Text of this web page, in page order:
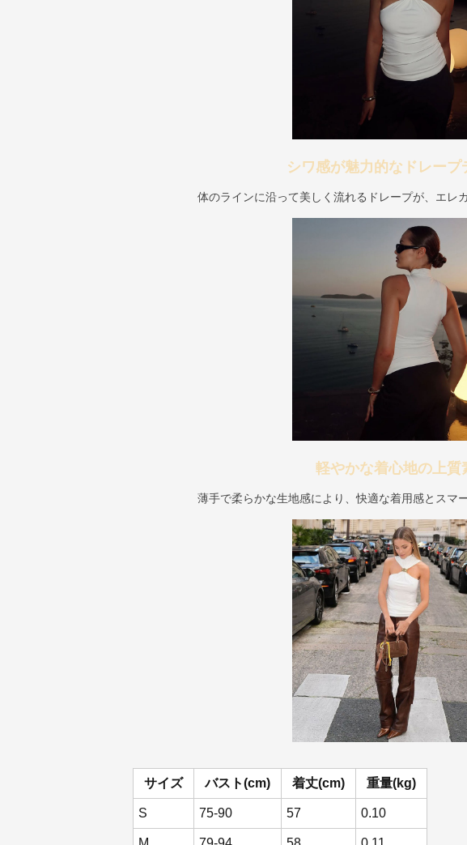
シワ感が魅力的なドレープ
体のラインに沿って美しく流れるドレープが、エレ
軽やかな着心地の上質
薄手で柔らかな生地感により、快適な着用感とスマ
サイズ バスト(cm) 着丈(cm) 重量(kg)
S 75-90 57 0.10